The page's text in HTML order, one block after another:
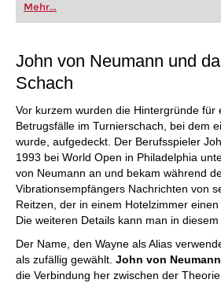
FRITZ trainieren Sie effizienter, intelligenter
individueller als je zuvor.
Mehr...
John von Neumann und
Schach
Vor kurzem wurden die Hintergründe für
Betrugsfälle im Turnierschach, bei dem
wurde, aufgedeckt. Der Berufsspieler
1993 bei World Open in Philadelphia
von Neumann an und bekam während
Vibrationsempfängers Nachrichten von
Reitzen, der in einem Hotelzimmer
Die weiteren Details kann man in diesem
Der Name, den Wayne als Alias
als zufällig gewählt. John von Neumann
die Verbindung her zwischen der